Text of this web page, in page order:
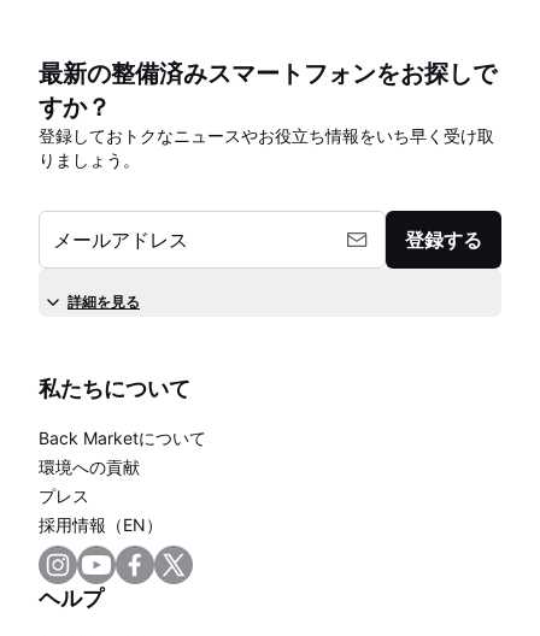
最新の整備済みスマートフォンをお探しで
すか？
登録しておトクなニュースやお役立ち情報をいち早く受け取
りましょう。
メールアドレス 登録する
詳細を見る
私たちについて
Back Marketについて
環境への貢献
プレス
採用情報（EN）
ヘルプ